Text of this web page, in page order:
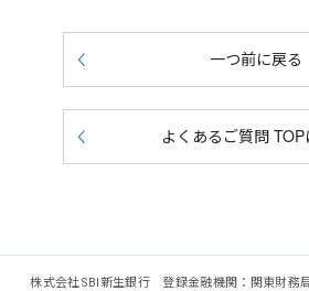
一つ前に戻る
よくあるご質問 TOP
株式会社SBI新生銀行 登録金融機関：関東財務